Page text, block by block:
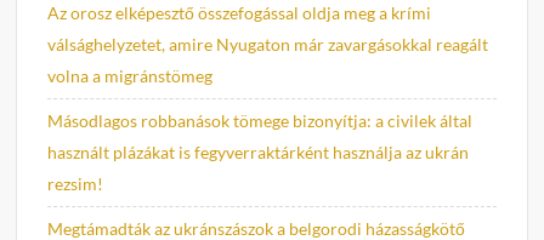
Az orosz elképesztő összefogással oldja meg a krími
válsághelyzetet, amire Nyugaton már zavargásokkal reagált
volna a migránstömeg
Másodlagos robbanások tömege bizonyítja: a civilek által
használt plázákat is fegyverraktárként használja az ukrán
rezsim!
Megtámadták az ukránszászok a belgorodi házasságkötő